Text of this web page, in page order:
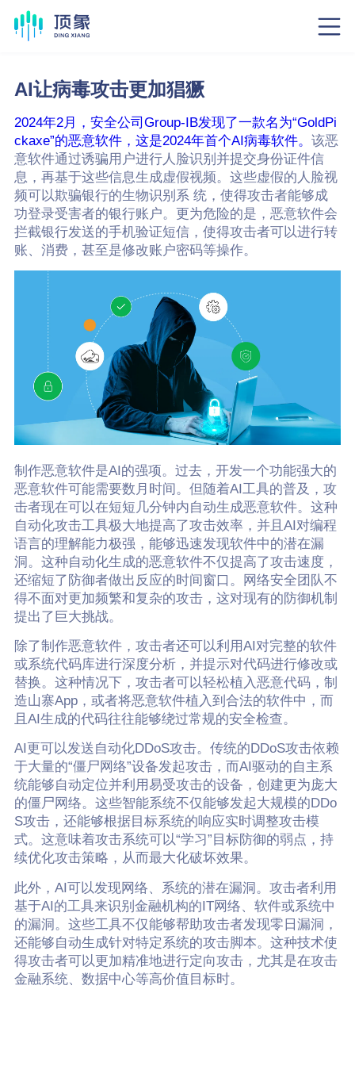
AI让病毒攻击更加猖獗
2024年2月，安全公司Group-IB发现了一款名为“GoldPi
ckaxe”的恶意软件，这是2024年首个AI病毒软件。 该恶
意软件通过诱骗用户进行人脸识别并提交身份证件信
息，再基于这些信息生成虚假视频。这些虚假的人脸视
频可以欺骗银行的生物识别系 统，使得攻击者能够成
功登录受害者的银行账户。更为危险的是，恶意软件会
拦截银行发送的手机验证短信，使得攻击者可以进行转
账、消费，甚至是修改账户密码等操作。
制作恶意软件是AI的强项。过去，开发一个功能强大的
恶意软件可能需要数月时间。但随着AI工具的普及，攻
击者现在可以在短短几分钟内自动生成恶意软件。这种
自动化攻击工具极大地提高了攻击效率，并且AI对编程
语言的理解能力极强，能够迅速发现软件中的潜在漏
洞。这种自动化生成的恶意软件不仅提高了攻击速度，
还缩短了防御者做出反应的时间窗口。网络安全团队不
得不面对更加频繁和复杂的攻击，这对现有的防御机制
提出了巨大挑战。
除了制作恶意软件，攻击者还可以利用AI对完整的软件
或系统代码库进行深度分析，并提示对代码进行修改或
替换。这种情况下，攻击者可以轻松植入恶意代码，制
造山寨App，或者将恶意软件植入到合法的软件中，而
且AI生成的代码往往能够绕过常规的安全检查。
AI更可以发送自动化DDoS攻击。传统的DDoS攻击依赖
于大量的“僵尸网络”设备发起攻击，而AI驱动的自主系
统能够自动定位并利用易受攻击的设备，创建更为庞大
的僵尸网络。这些智能系统不仅能够发起大规模的DDo
S攻击，还能够根据目标系统的响应实时调整攻击模
式。这意味着攻击系统可以“学习”目标防御的弱点，持
续优化攻击策略，从而最大化破坏效果。
此外，AI可以发现网络、系统的潜在漏洞。攻击者利用
基于AI的工具来识别金融机构的IT网络、软件或系统中
的漏洞。这些工具不仅能够帮助攻击者发现零日漏洞，
还能够自动生成针对特定系统的攻击脚本。这种技术使
得攻击者可以更加精准地进行定向攻击，尤其是在攻击
金融系统、数据中心等高价值目标时。